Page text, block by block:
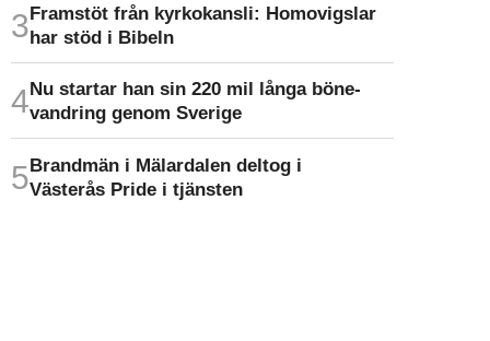
Framstöt från kyrkokansli: Homo­vigslar
har stöd i Bibeln
Nu startar han sin 220 mil långa böne­
vandring genom Sverige
Brandmän i Mälardalen deltog i
Västerås Pride i tjänsten